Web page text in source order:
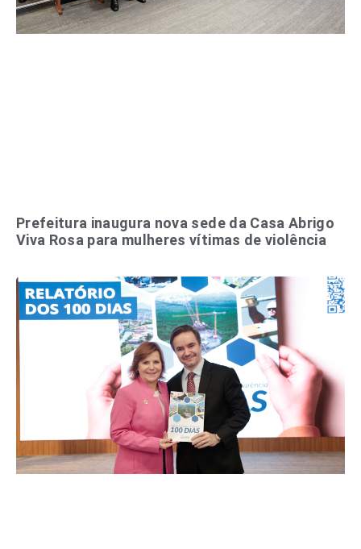
Prefeitura inaugura nova sede da Casa Abrigo
Viva Rosa para mulheres vítimas de violência